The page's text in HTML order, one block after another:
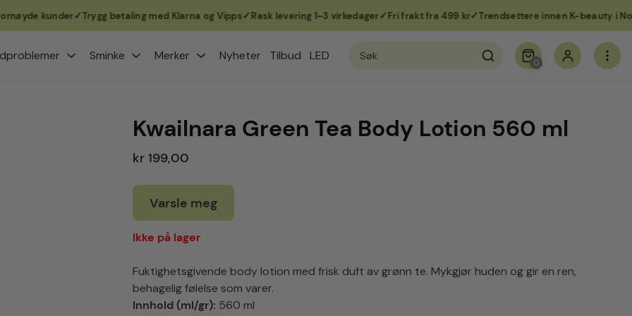
kunder Trygg betaling med Klarna og Vipps Rask levering 1–3 virkedager Fri frakt fra 499 kr Trendsettere innen K-beauty i Norge
Sminke Merker Nyheter Tilbud LED
Søk
etter:
0
Kwailnara Green Tea Body Lotion 560 ml
kr 199,00
Varsle meg
Ikke på lager
Fuktighetsgivende body lotion med frisk duft av grønn te. Mykgjør huden og gir en ren,
behagelig følelse som varer.
Innhold (ml/gr): 560 ml